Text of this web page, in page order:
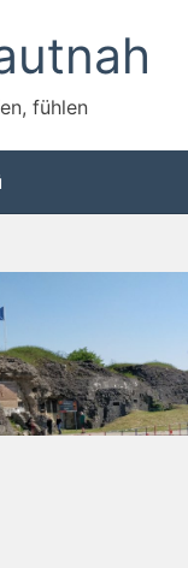
fühlen